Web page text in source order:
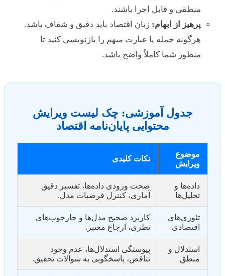
منطقی و قابل اجرا باشند.
پرهیز از ابهام: زبان اقتصاد باید دقیق و شفاف باشد.
هرگونه جمله یا عبارت مبهم را بازنویسی کنید تا
منظور شما کاملاً واضح باشد.
جدول آموزشی: چک لیست ویرایش
محتوایی پایان‌نامه اقتصاد
موضوع
ویرایش
نکات کلیدی
داده‌ها و
تحلیل‌ها
صحت ورودی داده‌ها، تفسیر دقیق
آماری، کنترل فرضیات مدل.
تئوری‌های
اقتصادی
کاربرد صحیح مدل‌ها و چارچوب‌های
نظری، ارجاع معتبر.
استدلال و
منطق
پیوستگی استدلال‌ها، عدم وجود
تناقض، پاسخگویی به سوالات تحقیق.